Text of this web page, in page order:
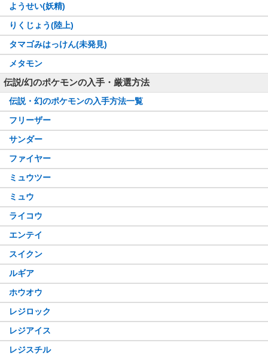
ようせい(妖精)
りくじょう(陸上)
タマゴみはっけん(未発見)
メタモン
伝説/幻のポケモンの入手・厳選方法
伝説・幻のポケモンの入手方法一覧
フリーザー
サンダー
ファイヤー
ミュウツー
ミュウ
ライコウ
エンテイ
スイクン
ルギア
ホウオウ
レジロック
レジアイス
レジスチル